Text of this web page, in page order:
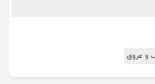
و عروق